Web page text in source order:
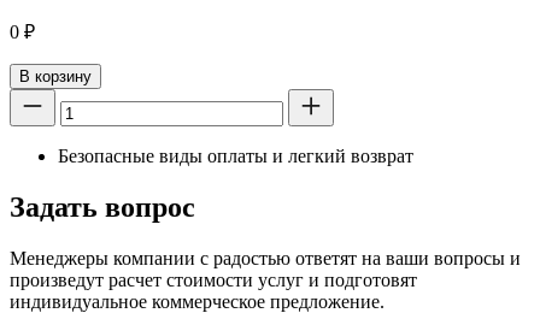
0 ₽
В корзину
Безопасные виды оплаты и легкий возврат
Задать вопрос
Менеджеры компании с радостью ответят на ваши вопросы и
произведут расчет стоимости услуг и подготовят
индивидуальное коммерческое предложение.